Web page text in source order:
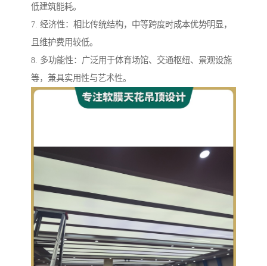
低建筑能耗。
7. 经济性：相比传统结构，中等跨度时成本优势明显，
且维护费用较低。
8. 多功能性：广泛用于体育场馆、交通枢纽、景观设施
等，兼具实用性与艺术性。